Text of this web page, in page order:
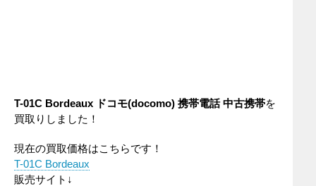
T-01C Bordeaux ドコモ(docomo) 携帯電話 中古携帯を
買取りしました！
現在の買取価格はこちらです！
T-01C Bordeaux
販売サイト↓